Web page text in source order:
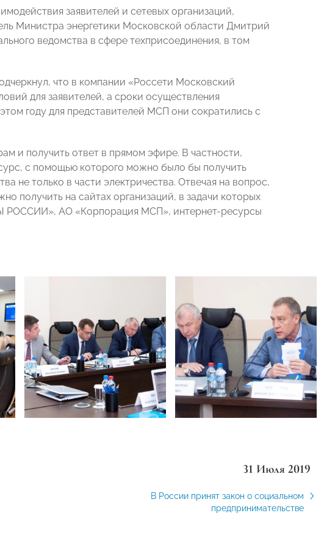
заявителей и сетевых организаций,
Министра энергетики Московской области Дмитрий
ведомства в сфере техприсоединения, в том
что в компании «Россети Московский
для заявителей, а сроки осуществления
году для представителей МСП они сократились с
и получить ответ в прямом эфире. В частности,
с помощью которого можно было бы получить
не только в части электричества. Отвечая на вопрос,
получить на сайтах организаций, в задачи которых
РОССИИ», АО «Корпорация МСП», интернет-ресурсы
31 Июля 2019
В России принят закон о социальном
предпринимательстве